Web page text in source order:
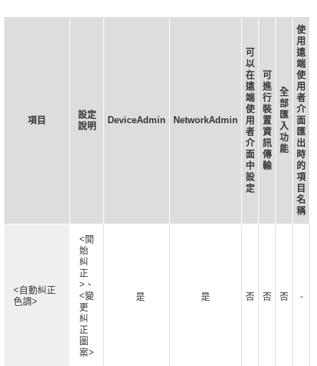
項目
設定
說明
DeviceAdmin NetworkAdmin
可
以
在
遠
端
使
用
者
介
面
中
設
定
可
進
行
裝
置
資
訊
傳
輸
全
部
匯
入
功
能
使
用
遠
端
使
用
者
介
面
匯
出
時
的
項
目
名
稱
<自動糾正
色調>
<開
始
糾
正
>、
<變
更
糾
正
圖
案>
是 是 否 否 否 -